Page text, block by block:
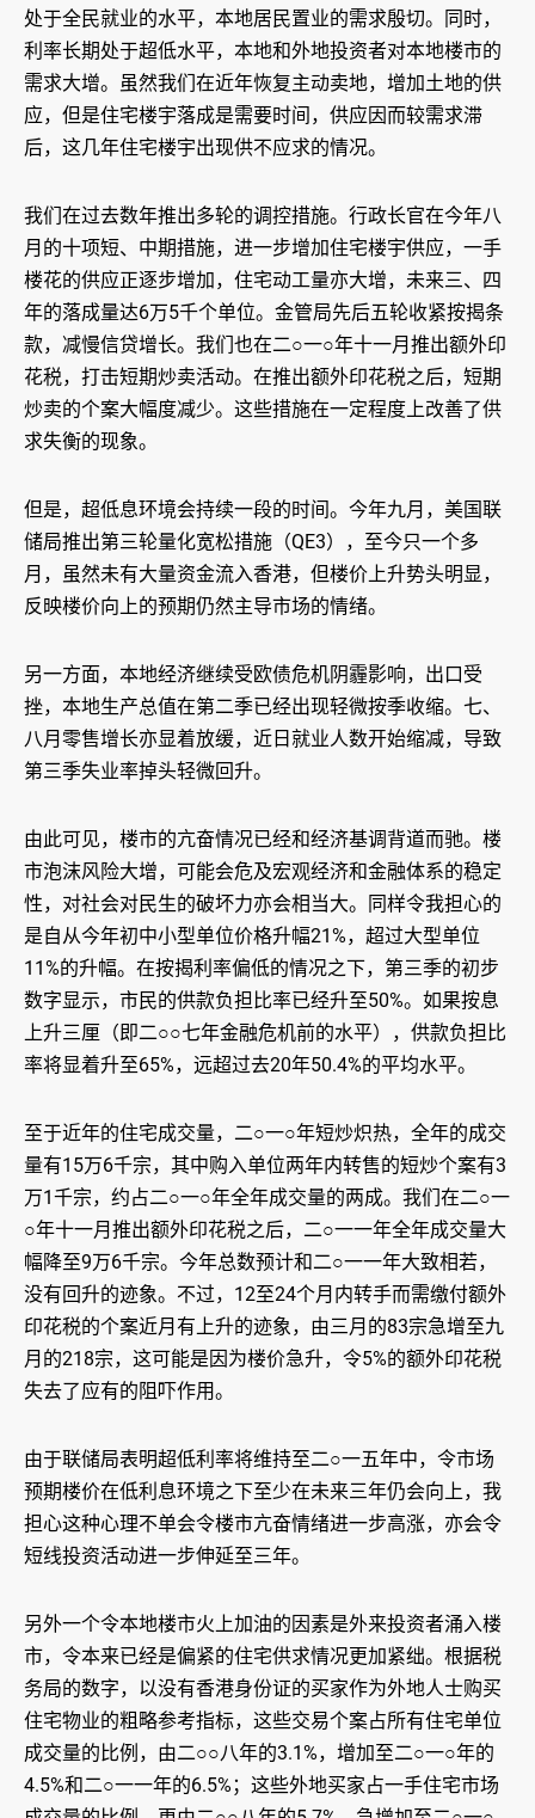
处于全民就业的水平，本地居民置业的需求殷切。同时，
利率长期处于超低水平，本地和外地投资者对本地楼市的
需求大增。虽然我们在近年恢复主动卖地，增加土地的供
应，但是住宅楼宇落成是需要时间，供应因而较需求滞
后，这几年住宅楼宇出现供不应求的情况。
我们在过去数年推出多轮的调控措施。行政长官在今年八
月的十项短、中期措施，进一步增加住宅楼宇供应，一手
楼花的供应正逐步增加，住宅动工量亦大增，未来三、四
年的落成量达6万5千个单位。金管局先后五轮收紧按揭条
款，减慢信贷增长。我们也在二○一○年十一月推出额外印
花税，打击短期炒卖活动。在推出额外印花税之后，短期
炒卖的个案大幅度减少。这些措施在一定程度上改善了供
求失衡的现象。
但是，超低息环境会持续一段的时间。今年九月，美国联
储局推出第三轮量化宽松措施（QE3），至今只一个多
月，虽然未有大量资金流入香港，但楼价上升势头明显，
反映楼价向上的预期仍然主导市场的情绪。
另一方面，本地经济继续受欧债危机阴霾影响，出口受
挫，本地生产总值在第二季已经出现轻微按季收缩。七、
八月零售增长亦显着放缓，近日就业人数开始缩减，导致
第三季失业率掉头轻微回升。
由此可见，楼市的亢奋情况已经和经济基调背道而驰。楼
市泡沫风险大增，可能会危及宏观经济和金融体系的稳定
性，对社会对民生的破坏力亦会相当大。同样令我担心的
是自从今年初中小型单位价格升幅21%，超过大型单位
11%的升幅。在按揭利率偏低的情况之下，第三季的初步
数字显示，市民的供款负担比率已经升至50%。如果按息
上升三厘（即二○○七年金融危机前的水平），供款负担比
率将显着升至65%，远超过去20年50.4%的平均水平。
至于近年的住宅成交量，二○一○年短炒炽热，全年的成交
量有15万6千宗，其中购入单位两年内转售的短炒个案有3
万1千宗，约占二○一○年全年成交量的两成。我们在二○一
○年十一月推出额外印花税之后，二○一一年全年成交量大
幅降至9万6千宗。今年总数预计和二○一一年大致相若，
没有回升的迹象。不过，12至24个月内转手而需缴付额外
印花税的个案近月有上升的迹象，由三月的83宗急增至九
月的218宗，这可能是因为楼价急升，令5%的额外印花税
失去了应有的阻吓作用。
由于联储局表明超低利率将维持至二○一五年中，令市场
预期楼价在低利息环境之下至少在未来三年仍会向上，我
担心这种心理不单会令楼市亢奋情绪进一步高涨，亦会令
短线投资活动进一步伸延至三年。
另外一个令本地楼市火上加油的因素是外来投资者涌入楼
市，令本来已经是偏紧的住宅供求情况更加紧绌。根据税
务局的数字，以没有香港身份证的买家作为外地人士购买
住宅物业的粗略参考指标，这些交易个案占所有住宅单位
成交量的比例，由二○○八年的3.1%，增加至二○一○年的
4.5%和二○一一年的6.5%；这些外地买家占一手住宅市场